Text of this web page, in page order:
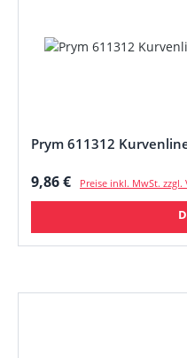
Prym 611312
Regulärer Preis:
9,86 € Preise inkl. MwSt. zzgl.